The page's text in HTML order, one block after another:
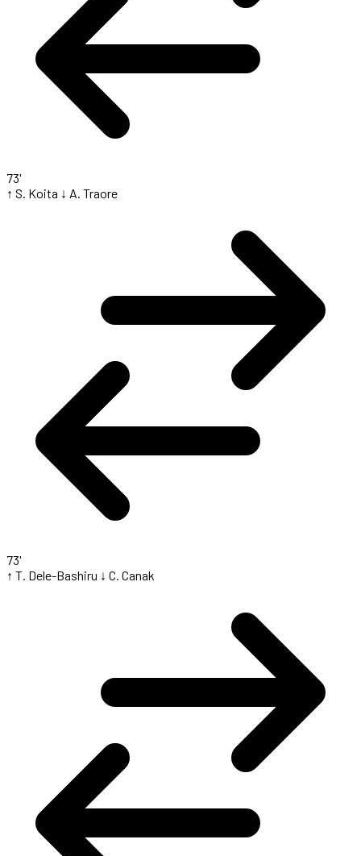
73'
↑ S. Koita ↓ A. Traore
73'
↑ T. Dele-Bashiru ↓ C. Canak